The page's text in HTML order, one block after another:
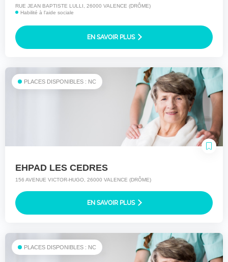
RUE JEAN BAPTISTE LULLI, 26000 VALENCE (DRÔME)
Habilité à l'aide sociale
EN SAVOIR PLUS
PLACES DISPONIBLES : NC
EHPAD LES CEDRES
156 AVENUE VICTOR-HUGO, 26000 VALENCE (DRÔME)
EN SAVOIR PLUS
PLACES DISPONIBLES : NC